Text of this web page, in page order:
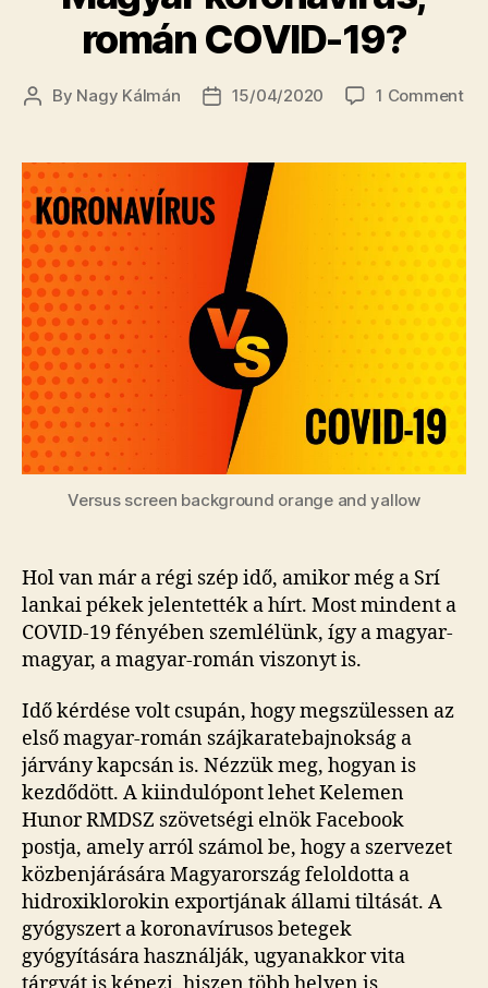
román COVID-19?
Post
By Nagy Kálmán
Post15/04/2020 1 Commenton
Versus screen background orange and yallow
Hol van már a régi szép idő, amikor még a Srí
lankai pékek jelentették a hírt. Most mindent a
COVID-19 fényében szemlélünk, így a magyar-
magyar, a magyar-román viszonyt is.
Idő kérdése volt csupán, hogy megszülessen az
első magyar-román szájkaratebajnokság a
járvány kapcsán is. Nézzük meg, hogyan is
kezdődött. A kiindulópont lehet Kelemen
Hunor RMDSZ szövetségi elnök Facebook
postja, amely arról számol be, hogy a szervezet
közbenjárására Magyarország feloldotta a
hidroxiklorokin exportjának állami tiltását. A
gyógyszert a koronavírusos betegek
gyógyítására használják, ugyanakkor vita